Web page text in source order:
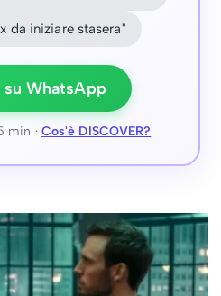
da iniziare stasera"
WhatsApp
min · Cos'è DISCOVER?